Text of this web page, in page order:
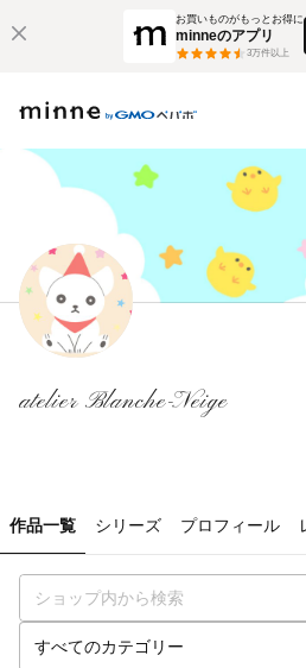
お買いものがもっとお得に
minneのアプリ
3万件以上
atelier Blanche-Neige
作品一覧 シリーズ プロフィール